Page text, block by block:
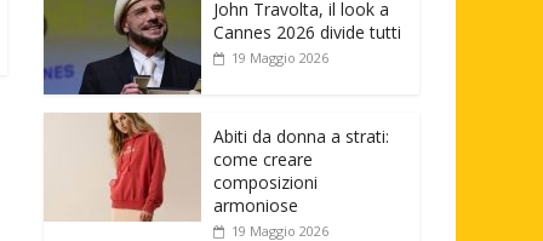
John Travolta, il look a
Cannes 2026 divide tutti
19 Maggio 2026
Abiti da donna a strati:
come creare
composizioni
armoniose
19 Maggio 2026